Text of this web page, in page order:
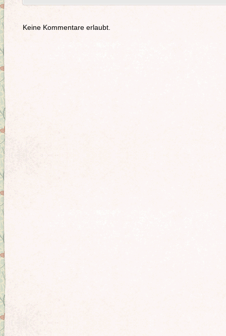
Keine Kommentare erlaubt.